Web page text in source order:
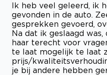
Ik heb veel geleerd, ik
gevonden in de auto.
gesprekken gevoerd,
Na dat ik geslaagd
haar terecht voor
te laat mogelijk te laat
prijs/
je bij andere hebben